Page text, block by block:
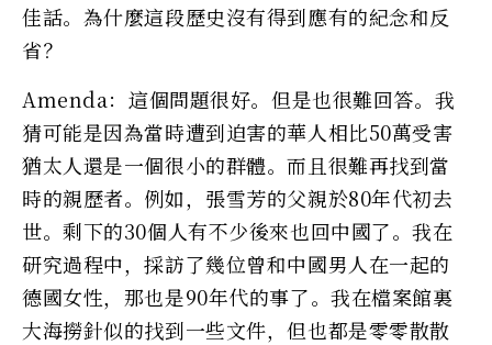
佳話。為什麼這段歷史沒有得到應有的紀念和反
省？
Amenda：這個問題很好。但是也很難回答。我
猜可能是因為當時遭到迫害的華人相比50萬受害
猶太人還是一個很小的群體。而且很難再找到當
時的親歷者。例如，張雪芳的父親於80年代初去
世。剩下的30個人有不少後來也回中國了。我在
研究過程中，採訪了幾位曾和中國男人在一起的
德國女性，那也是90年代的事了。我在檔案館裏
大海撈針似的找到一些文件，但也都是零零散散